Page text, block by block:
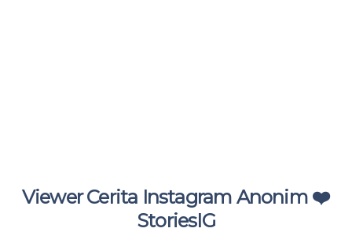
Viewer Cerita Instagram Anonim ❤️
StoriesIG